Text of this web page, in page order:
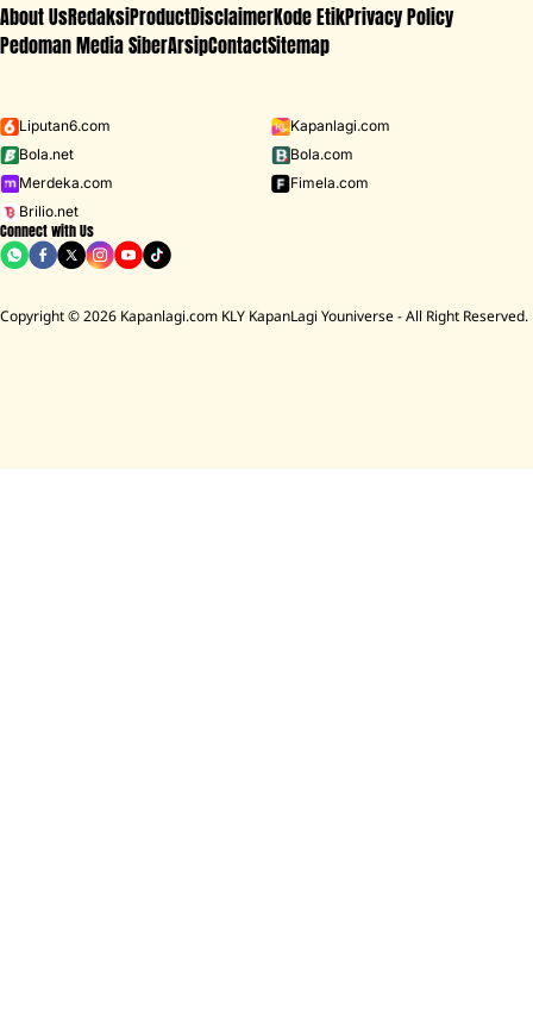
About UsRedaksiProductDisclaimerKode EtikPrivacy Policy
Pedoman Media SiberArsipContactSitemap
Liputan6.com
Kapanlagi.com
Bola.net
Bola.com
Merdeka.com
Fimela.com
Brilio.net
Connect with Us
Copyright © 2026 Kapanlagi.com KLY KapanLagi Youniverse - All Right Reserved.